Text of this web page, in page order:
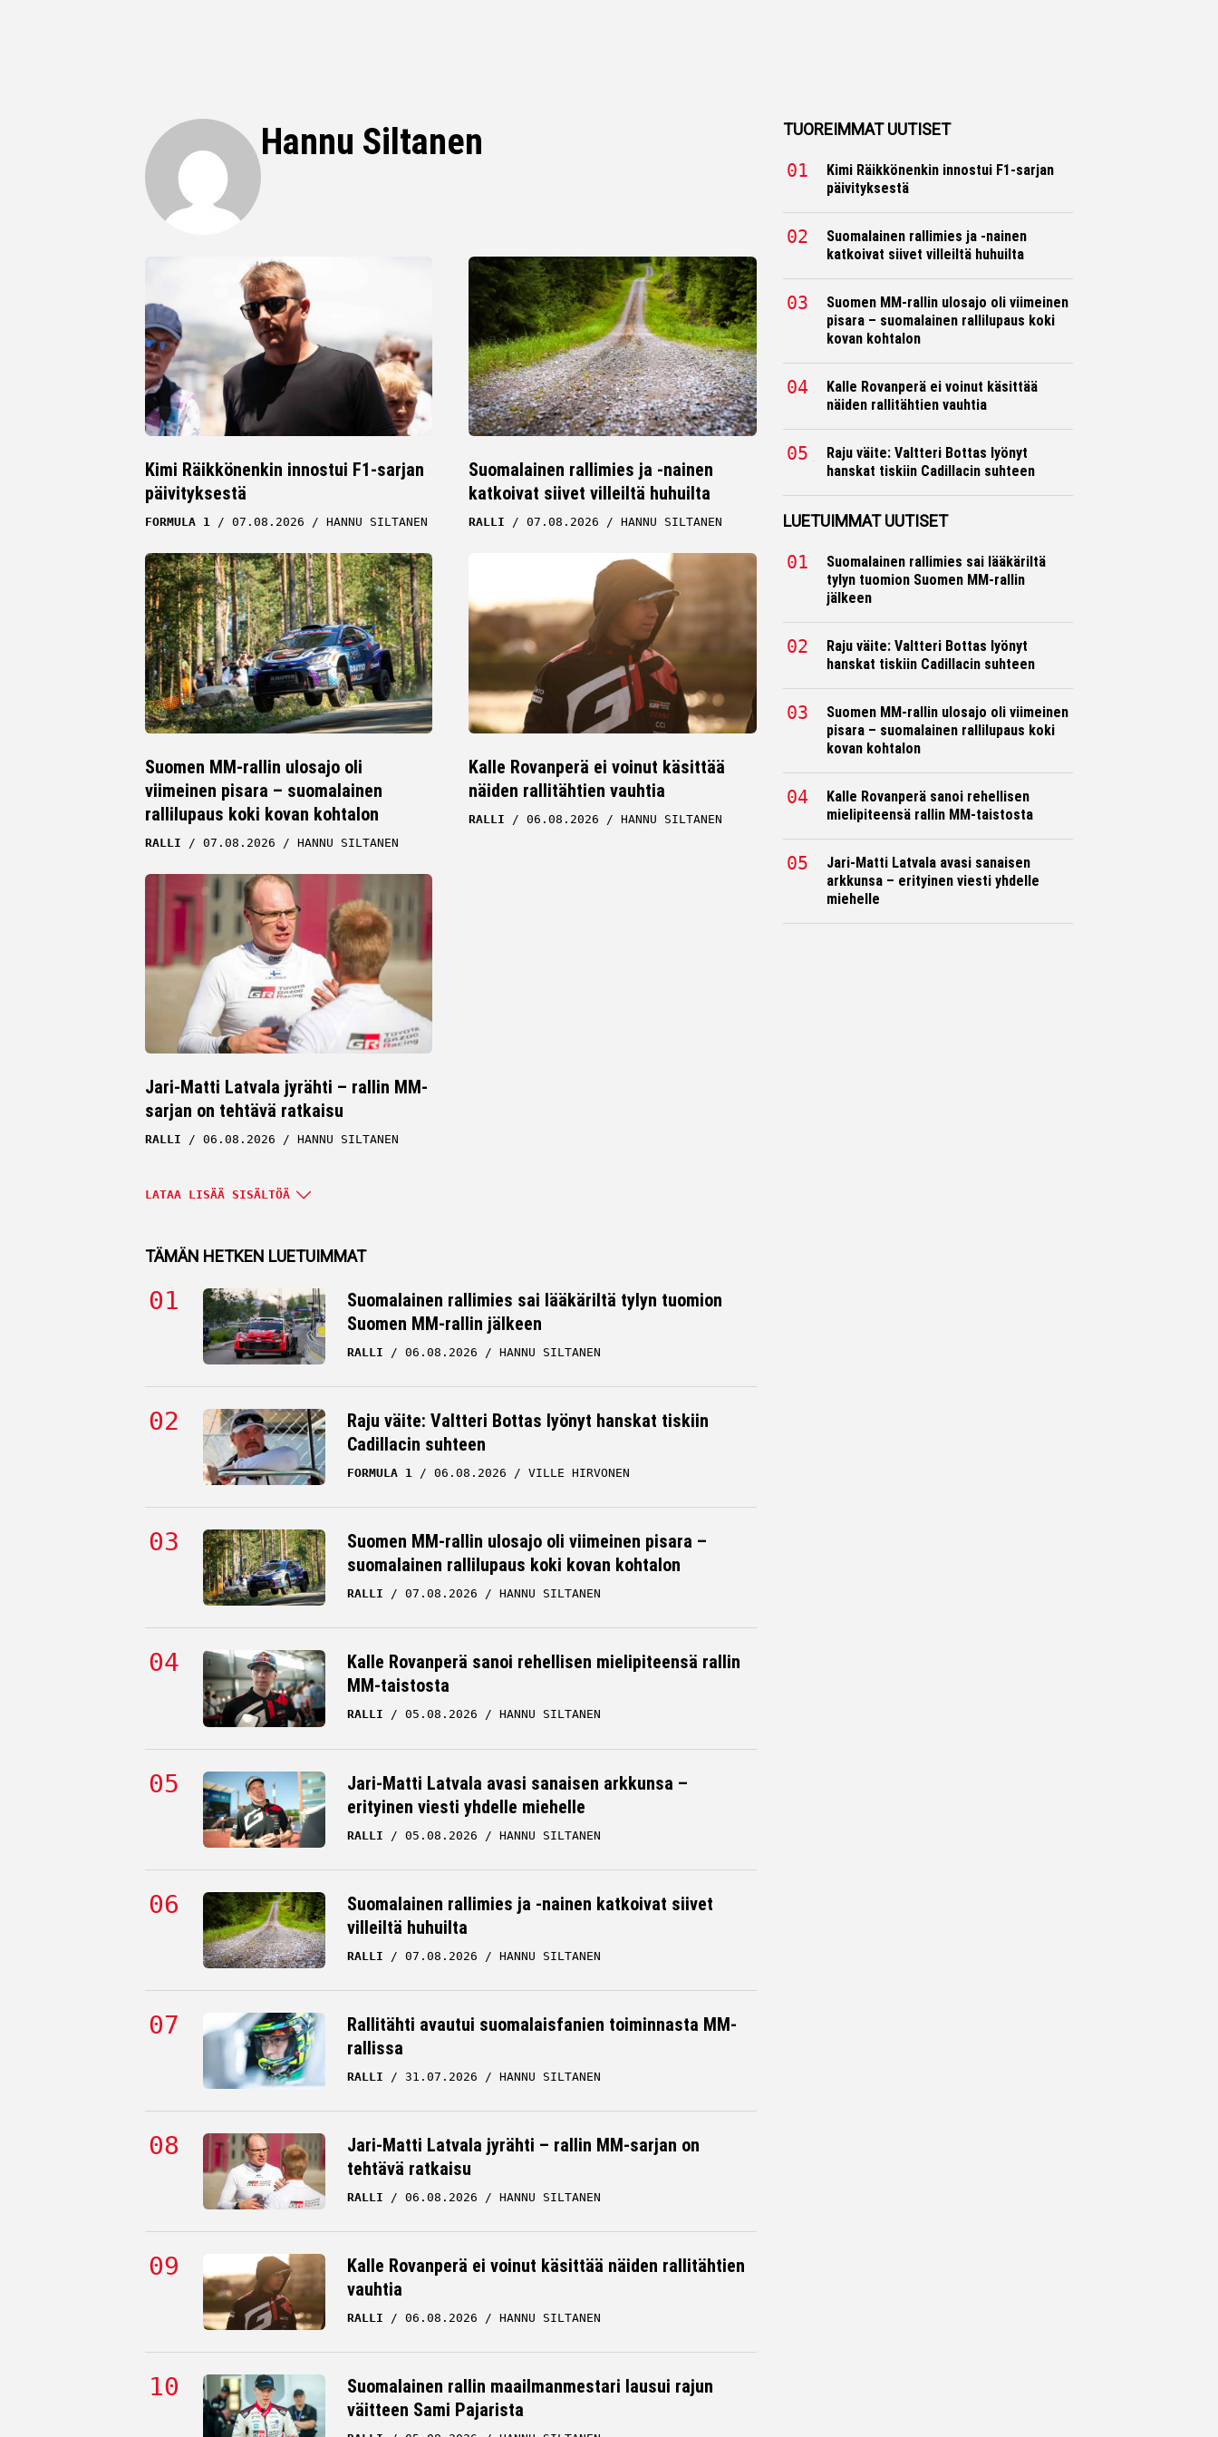
Hannu Siltanen
Kimi Räikkönenkin innostui F1-sarjan
päivityksestä
FORMULA 1 07.08.2026 HANNU SILTANEN
Suomalainen rallimies ja -nainen
katkoivat siivet villeiltä huhuilta
RALLI 07.08.2026 HANNU SILTANEN
Suomen MM-rallin ulosajo oli
viimeinen pisara – suomalainen
rallilupaus koki kovan kohtalon
RALLI 07.08.2026 HANNU SILTANEN
Kalle Rovanperä ei voinut käsittää
näiden rallitähtien vauhtia
RALLI 06.08.2026 HANNU SILTANEN
Jari-Matti Latvala jyrähti – rallin MM-
sarjan on tehtävä ratkaisu
RALLI 06.08.2026 HANNU SILTANEN
tylyn tuomion Suomen MM-rallin
06.08.2026 HANNU SILTANEN
arkkunsa – erityinen viesti yhdelle
miehelle
RALLI 05.08.2026 HANNU SILTANEN
Kalle Rovanperä sanoi rehellisen
05.08.2026 HANNU SILTANEN
Suomalainen rallin maailmanmestari
LATAA LISÄÄ SISÄLTÖÄ
TÄMÄN HETKEN LUETUIMMAT
Suomalainen rallimies sai lääkäriltä tylyn tuomion
Suomen MM-rallin jälkeen
RALLI 06.08.2026 HANNU SILTANEN
Raju väite: Valtteri Bottas lyönyt hanskat tiskiin
Cadillacin suhteen
FORMULA 1 06.08.2026 VILLE HIRVONEN
Suomen MM-rallin ulosajo oli viimeinen pisara –
suomalainen rallilupaus koki kovan kohtalon
RALLI 07.08.2026 HANNU SILTANEN
Kalle Rovanperä sanoi rehellisen mielipiteensä rallin
MM-taistosta
RALLI 05.08.2026 HANNU SILTANEN
Jari-Matti Latvala avasi sanaisen arkkunsa –
erityinen viesti yhdelle miehelle
RALLI 05.08.2026 HANNU SILTANEN
Suomalainen rallimies ja -nainen katkoivat siivet
villeiltä huhuilta
RALLI 07.08.2026 HANNU SILTANEN
Rallitähti avautui suomalaisfanien toiminnasta MM-
rallissa
RALLI 31.07.2026 HANNU SILTANEN
Jari-Matti Latvala jyrähti – rallin MM-sarjan on
tehtävä ratkaisu
RALLI 06.08.2026 HANNU SILTANEN
Kalle Rovanperä ei voinut käsittää näiden rallitähtien
vauhtia
RALLI 06.08.2026 HANNU SILTANEN
Suomalainen rallin maailmanmestari lausui rajun
väitteen Sami Pajarista
TUOREIMMAT UUTISET
Kimi Räikkönenkin innostui F1-sarjan
päivityksestä
Suomalainen rallimies ja -nainen
katkoivat siivet villeiltä huhuilta
Suomen MM-rallin ulosajo oli viimeinen
pisara – suomalainen rallilupaus koki
kovan kohtalon
Kalle Rovanperä ei voinut käsittää
näiden rallitähtien vauhtia
Raju väite: Valtteri Bottas lyönyt
hanskat tiskiin Cadillacin suhteen
LUETUIMMAT UUTISET
Suomalainen rallimies sai lääkäriltä
tylyn tuomion Suomen MM-rallin
jälkeen
Raju väite: Valtteri Bottas lyönyt
hanskat tiskiin Cadillacin suhteen
Suomen MM-rallin ulosajo oli viimeinen
pisara – suomalainen rallilupaus koki
kovan kohtalon
Kalle Rovanperä sanoi rehellisen
mielipiteensä rallin MM-taistosta
Jari-Matti Latvala avasi sanaisen
arkkunsa – erityinen viesti yhdelle
miehelle